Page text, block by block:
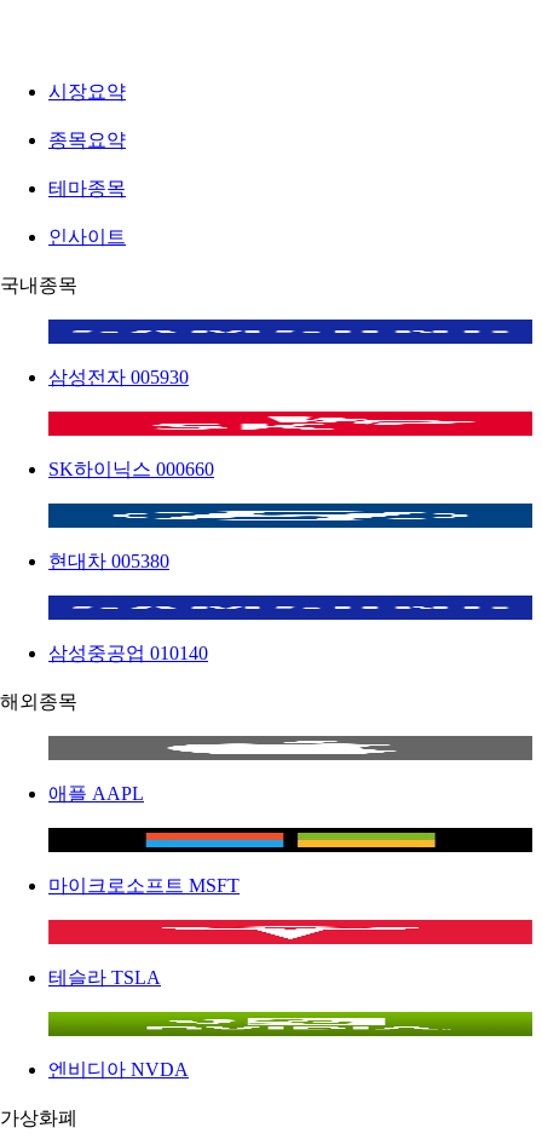
시장요약
종목요약
테마종목
인사이트
국내종목
삼성전자 005930
SK하이닉스 000660
현대차 005380
삼성중공업 010140
해외종목
애플 AAPL
마이크로소프트 MSFT
테슬라 TSLA
엔비디아 NVDA
가상화폐